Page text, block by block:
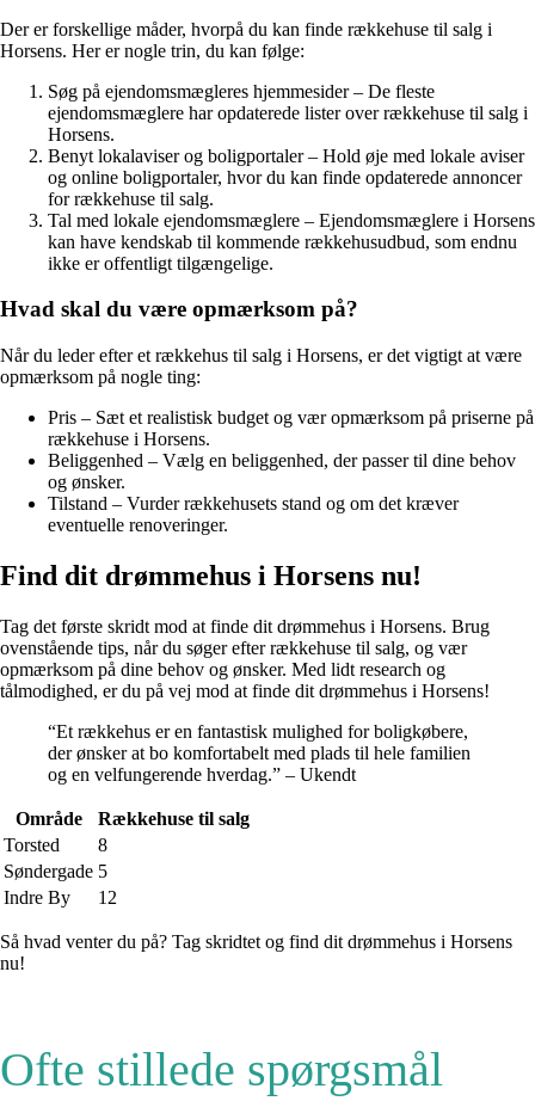
Der er forskellige måder, hvorpå du kan finde rækkehuse til salg i
Horsens. Her er nogle trin, du kan følge:
Søg på ejendomsmægleres hjemmesider – De fleste
ejendomsmæglere har opdaterede lister over rækkehuse til salg i
Horsens.
Benyt lokalaviser og boligportaler – Hold øje med lokale aviser
og online boligportaler, hvor du kan finde opdaterede annoncer
for rækkehuse til salg.
Tal med lokale ejendomsmæglere – Ejendomsmæglere i Horsens
kan have kendskab til kommende rækkehusudbud, som endnu
ikke er offentligt tilgængelige.
Hvad skal du være opmærksom på?
Når du leder efter et rækkehus til salg i Horsens, er det vigtigt at være
opmærksom på nogle ting:
Pris – Sæt et realistisk budget og vær opmærksom på priserne på
rækkehuse i Horsens.
Beliggenhed – Vælg en beliggenhed, der passer til dine behov
og ønsker.
Tilstand – Vurder rækkehusets stand og om det kræver
eventuelle renoveringer.
Find dit drømmehus i Horsens nu!
Tag det første skridt mod at finde dit drømmehus i Horsens. Brug
ovenstående tips, når du søger efter rækkehuse til salg, og vær
opmærksom på dine behov og ønsker. Med lidt research og
tålmodighed, er du på vej mod at finde dit drømmehus i Horsens!
“Et rækkehus er en fantastisk mulighed for boligkøbere,
der ønsker at bo komfortabelt med plads til hele familien
og en velfungerende hverdag.” – Ukendt
Område
Rækkehuse til salg
Torsted
8
Søndergade 5
Indre By
12
Så hvad venter du på? Tag skridtet og find dit drømmehus i Horsens
nu!
Ofte stillede spørgsmål